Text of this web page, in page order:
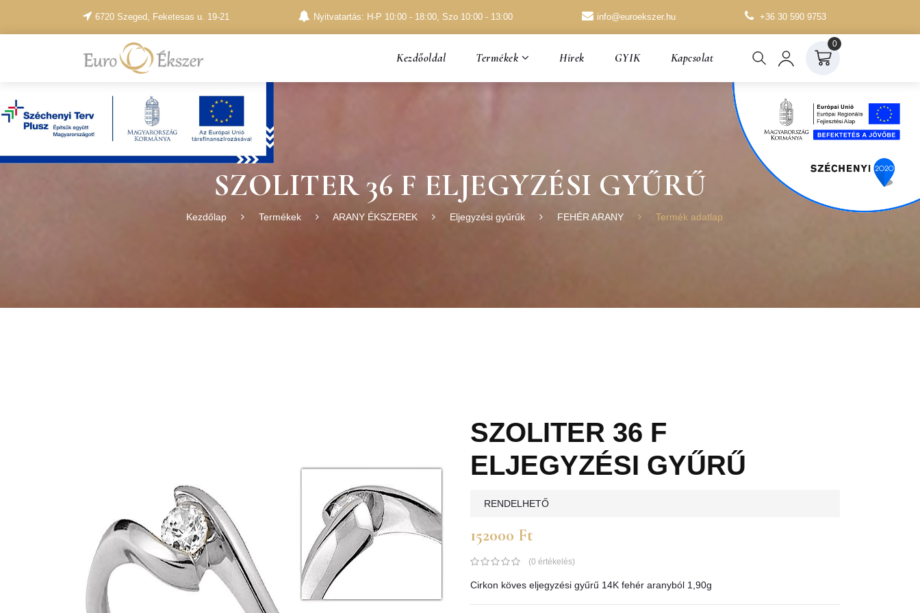
6720 Szeged, Feketesas u. 19-21 Nyitvatartás: H-P 10:00 - 18:00, Szo 10:00 - 13:00 info@euroekszer.hu +36 30 590 9753
Kezdőoldal Termékek Hírek GYIK Kapcsolat
0
SZOLITER 36 F ELJEGYZÉSI GYŰRŰ
Kezdőlap Termékek ARANY ÉKSZEREK Eljegyzési gyűrűk FEHÉR ARANY Termék adatlap
SZOLITER 36 F
ELJEGYZÉSI GYŰRŰ
RENDELHETŐ
152000 Ft
(0 értékelés)
Cirkon köves eljegyzési gyűrű 14K fehér aranyból 1,90g